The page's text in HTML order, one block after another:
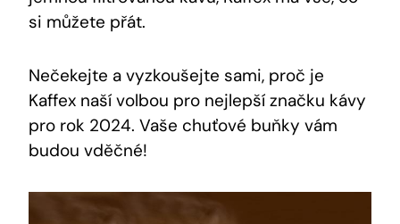
si můžete přát.
Nečekejte a vyzkoušejte sami, proč je
Kaffex naší volbou pro nejlepší⁤ značku kávy
pro⁤ rok 2024. ‍Vaše ⁣chuťové buňky vám
budou ⁣vděčné!